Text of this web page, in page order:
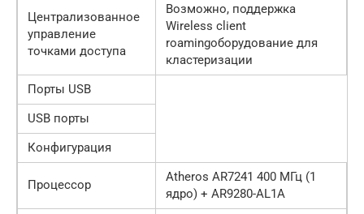
Централизованное
управление
точками доступа
Возможно, поддержка
Wireless client
roamingоборудование для
кластеризации
Порты USB
USB порты
Конфигурация
Процессор
Atheros AR7241 400 МГц (1
ядро) + AR9280-AL1A